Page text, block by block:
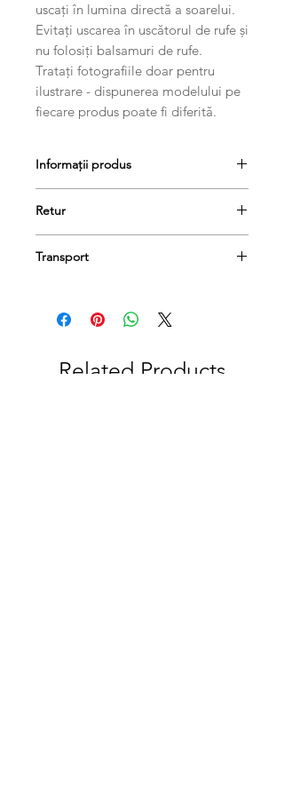
uscați în lumina directă a soarelui.
Evitați uscarea în uscătorul de rufe și
nu folosiți balsamuri de rufe.
Tratați fotografiile doar pentru
ilustrare - dispunerea modelului pe
fiecare produs poate fi diferită.
Informații produs
Retur
de 14 de zile, dacă păstrați etichetele
Transport
în termen de 1-3 zile lucrătoare.
Related Products